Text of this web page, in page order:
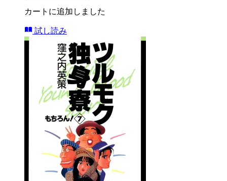
カートに追加しました
試し読み